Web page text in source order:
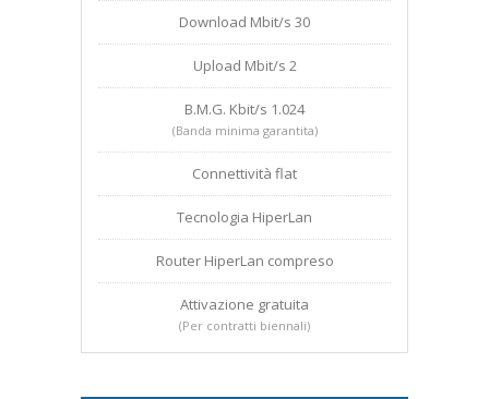
Download Mbit/s 30
Upload Mbit/s 2
B.M.G. Kbit/s 1.024
(Banda minima garantita)
Connettività flat
Tecnologia HiperLan
Router HiperLan compreso
Attivazione gratuita
(Per contratti biennali)